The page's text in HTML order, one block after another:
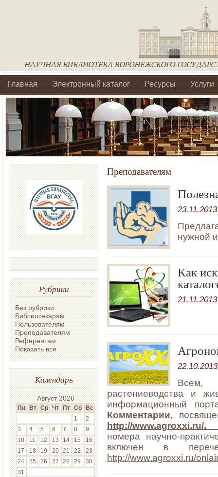
Главная Электронный каталог Ресурсы Услуги
Библиотеки регионального отделения Ассоциации
Рубрики
Без рубрики
Библиотекарям
Пользователям
Преподавателям
Референтам
Показать все
Календарь
Август 2026
Пн Вт Ср Чт Пт Сб Вс
1
2
3
4 5 6 7 8
9
10
11 12 13 14 15
16
17
18 19 20 21 22
23
24
25 26 27 28 29
30
31
Преподавателям
23.11.2013
нужной
Как
21.11.2013
22.10.2013
Всем,
растениеводства и
информационный
Комментарии,
http://
номера
научно-
включен в
http://www.agroxxi.ru/